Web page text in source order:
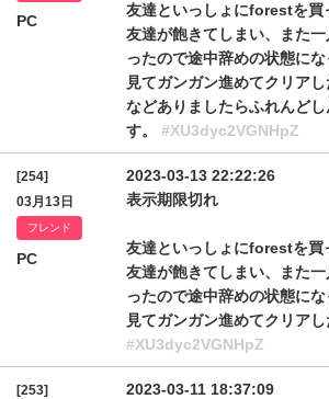
PC
友達といっしょにforestを買
友達が飽きてしまい、また
ったので途中辞めの状態に
見てガンガン進めてクリア
などありましたらふれんど
す。 #XU3dyc2VGNHpZ
[254]
03月13日
フレンド
PC
2023-03-13 22:22:26
表示期限切れ
友達といっしょにforestを買
友達が飽きてしまい、また
ったので途中辞めの状態に
見てガンガン進めてクリアし
#XU3dyc2VGNHpZ
[253]
2023-03-11 18:37:09